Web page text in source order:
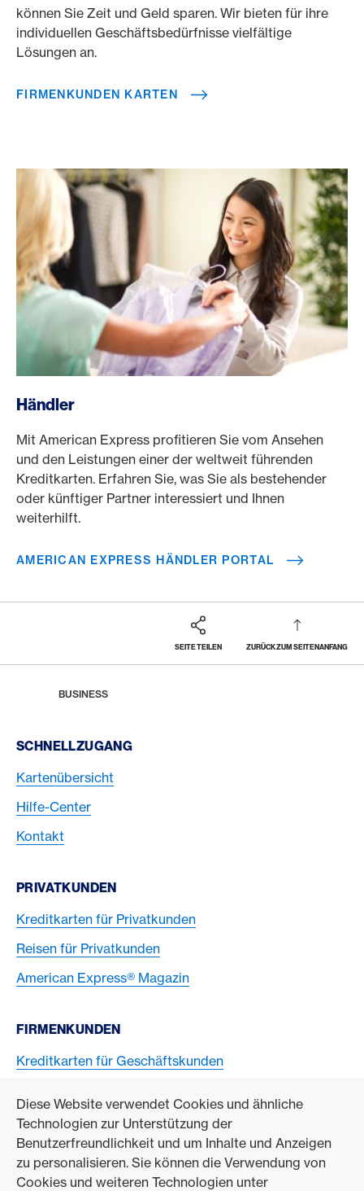
Diese Website verwendet Cookies und ähnliche
Technologien zur Unterstützung der
Benutzerfreundlichkeit und um Inhalte und Anzeigen
zu personalisieren. Sie können die Verwendung von
Cookies und weiteren Technologien unter
können Sie Zeit und Geld sparen. Wir bieten für ihre
individuellen Geschäftsbedürfnisse vielfältige
Lösungen an.
FIRMENKUNDEN KARTEN
Händler
Mit American Express profitieren Sie vom Ansehen
und den Leistungen einer der weltweit führenden
Kreditkarten. Erfahren Sie, was Sie als bestehender
oder künftiger Partner interessiert und Ihnen
weiterhilft.
AMERICAN EXPRESS HÄNDLER PORTAL
SEITE TEILEN ZURÜCK ZUM SEITENANFANG
BUSINESS
Footer Navigation
SCHNELLZUGANG
Kartenübersicht
Hilfe-Center
Kontakt
PRIVATKUNDEN
Kreditkarten für Privatkunden
Reisen für Privatkunden
American Express® Magazin
FIRMENKUNDEN
Kreditkarten für Geschäftskunden
ZUM UNTERNEHMEN
Swisscard AECS GmbH